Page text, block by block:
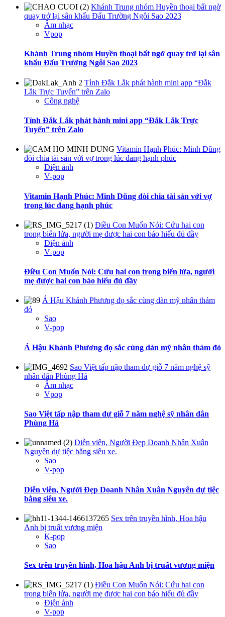
Khánh Trung nhóm Huyền thoại bất ngờ
quay trở lại sân khấu Đấu Trường Ngôi Sao 2023
Âm nhạc
Vpop
Khánh Trung nhóm Huyền thoại bất ngờ quay trở lại sân
khấu Đấu Trường Ngôi Sao 2023
Tỉnh Đắk Lắk phát hành mini app “Đắk
Lắk Trực Tuyến” trên Zalo
Công nghệ
Tỉnh Đắk Lắk phát hành mini app “Đắk Lắk Trực
Tuyến” trên Zalo
Vitamin Hạnh Phúc: Minh Dũng
đòi chia tài sản với vợ trong lúc đang hạnh phúc
Điện ảnh
V-pop
Vitamin Hạnh Phúc: Minh Dũng đòi chia tài sản với vợ
trong lúc đang hạnh phúc
Điều Con Muốn Nói: Cứu hai con
trong biển lửa, người mẹ được hai con báo hiếu đủ đầy
Điện ảnh
V-pop
Điều Con Muốn Nói: Cứu hai con trong biển lửa, người
mẹ được hai con báo hiếu đủ đầy
Á Hậu Khánh Phương đọ sắc cùng dàn mỹ nhân thảm
đỏ
Sao
V-pop
Á Hậu Khánh Phương đọ sắc cùng dàn mỹ nhân thảm đỏ
Sao Việt tấp nập tham dự giỗ 7 năm nghệ sỹ
nhân dân Phùng Há
Âm nhạc
Vpop
Sao Việt tấp nập tham dự giỗ 7 năm nghệ sỹ nhân dân
Phùng Há
Diễn viên, Người Đẹp Doanh Nhân Xuân
Nguyên dự tiệc bằng siêu xe.
Sao
V-pop
Diễn viên, Người Đẹp Doanh Nhân Xuân Nguyên dự tiệc
bằng siêu xe.
Sex trên truyền hình, Hoa hậu
Anh bị truất vương miện
K-pop
Sao
Sex trên truyền hình, Hoa hậu Anh bị truất vương miện
Điều Con Muốn Nói: Cứu hai con
trong biển lửa, người mẹ được hai con báo hiếu đủ đầy
Điện ảnh
V-pop